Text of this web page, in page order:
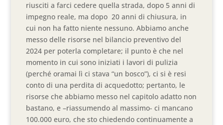
riusciti a farci cedere quella strada, dopo 5 anni di
impegno reale, ma dopo 20 anni di chiusura, in
cui non ha fatto niente nessuno. Abbiamo anche
messo delle risorse nel bilancio preventivo del
2024 per poterla completare; il punto è che nel
momento in cui sono iniziati i lavori di pulizia
(perché oramai lì ci stava “un bosco”), ci si è resi
conto di una perdita di acquedotto; pertanto, le
risorse che abbiamo messo nel capitolo adatto non
bastano, e –riassumendo al massimo- ci mancano
100.000 euro, che sto chiedendo continuamente a